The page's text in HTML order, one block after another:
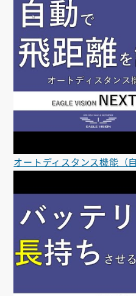
オートディスタンス機能（